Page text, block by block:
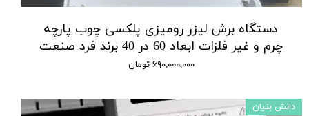
دستگاه برش لیزر رومیزی پلکسی چوب پارچه
چرم و غیر فلزات ابعاد 60 در 40 برند فرد صنعت
۶۹۰,۰۰۰,۰۰۰ تومان
دانش بنیان